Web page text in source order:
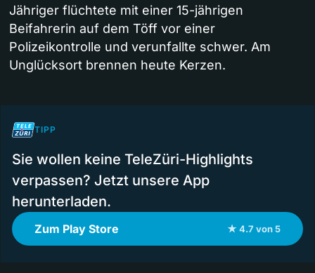
Jähriger flüchtete mit einer 15-jährigen
Beifahrerin auf dem Töff vor einer
Polizeikontrolle und verunfallte schwer. Am
Unglücksort brennen heute Kerzen.
TIPP
Sie wollen keine TeleZüri-Highlights
verpassen? Jetzt unsere App
herunterladen.
Zum Play Store ★ 4.7 von 5